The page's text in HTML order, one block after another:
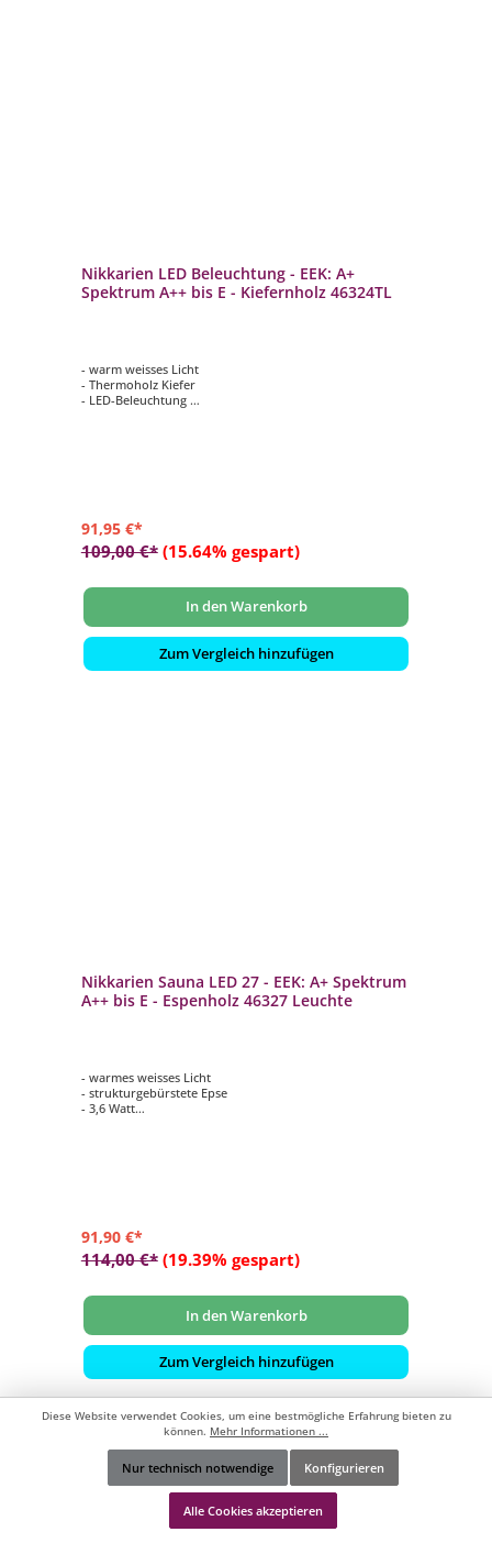
Nikkarien LED Beleuchtung - EEK: A+
Spektrum A++ bis E - Kiefernholz 46324TL
- warm weisses Licht
- Thermoholz Kiefer
- LED-Beleuchtung
91,95 €*
109,00 €* (15.64% gespart)
In den Warenkorb
Zum Vergleich hinzufügen
Nikkarien Sauna LED 27 - EEK: A+ Spektrum
A++ bis E - Espenholz 46327 Leuchte
- warmes weisses Licht
- strukturgebürstete Epse
- 3,6 Watt
91,90 €*
114,00 €* (19.39% gespart)
In den Warenkorb
Zum Vergleich hinzufügen
Ausverkauft
Werkzeugleiste anzeigen
Diese Website verwendet Cookies, um eine bestmögliche Erfahrung bieten zu
können. Mehr Informationen ...
Nur technisch notwendige Konfigurieren
Alle Cookies akzeptieren